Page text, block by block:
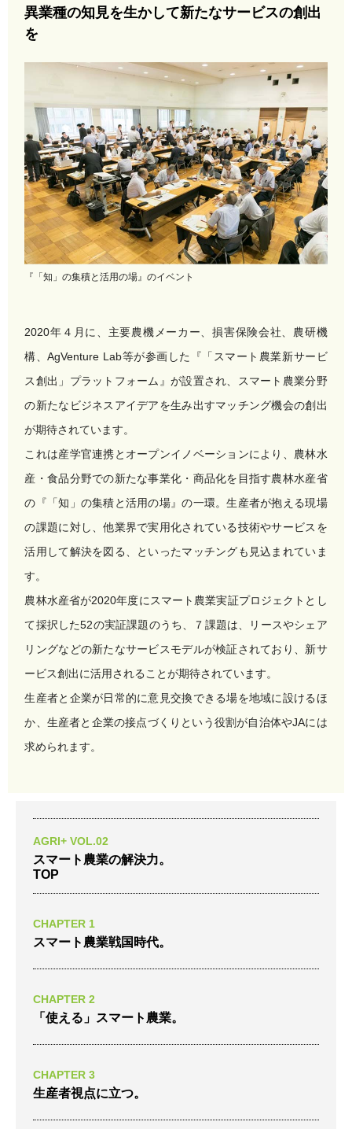
異業種の知見を生かして新たなサービスの創出
を
『「知」の集積と活用の場』のイベント
2020年４月に、主要農機メーカー、損害保険会社、農研機
構、AgVenture Lab等が参画した『「スマート農業新サービ
ス創出」プラットフォーム』が設置され、スマート農業分野
の新たなビジネスアイデアを生み出すマッチング機会の創出
が期待されています。
これは産学官連携とオープンイノベーションにより、農林水
産・食品分野での新たな事業化・商品化を目指す農林水産省
の『「知」の集積と活用の場』の一環。生産者が抱える現場
の課題に対し、他業界で実用化されている技術やサービスを
活用して解決を図る、といったマッチングも見込まれていま
す。
農林水産省が2020年度にスマート農業実証プロジェクトとし
て採択した52の実証課題のうち、７課題は、リースやシェア
リングなどの新たなサービスモデルが検証されており、新サ
ービス創出に活用されることが期待されています。
生産者と企業が日常的に意見交換できる場を地域に設けるほ
か、生産者と企業の接点づくりという役割が自治体やJAには
求められます。
AGRI+ VOL.02
スマート農業の解決力。
TOP
CHAPTER 1
スマート農業戦国時代。
CHAPTER 2
「使える」スマート農業。
CHAPTER 3
生産者視点に立つ。